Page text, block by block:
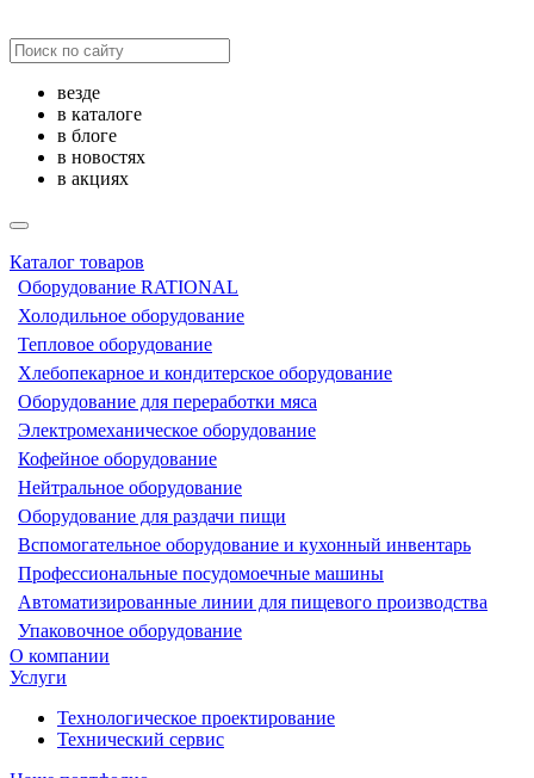
везде
в каталоге
в блоге
в новостях
в акциях
Каталог товаров
Оборудование RATIONAL
Холодильное оборудование
Тепловое оборудование
Хлебопекарное и кондитерское оборудование
Оборудование для переработки мяса
Электромеханическое оборудование
Кофейное оборудование
Нейтральное оборудование
Оборудование для раздачи пищи
Вспомогательное оборудование и кухонный инвентарь
Профессиональные посудомоечные машины
Автоматизированные линии для пищевого производства
Упаковочное оборудование
О компании
Услуги
Технологическое проектирование
Технический сервис